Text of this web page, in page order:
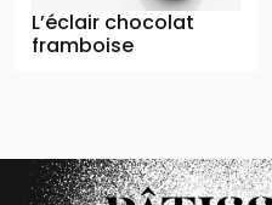
L’éclair chocolat
framboise